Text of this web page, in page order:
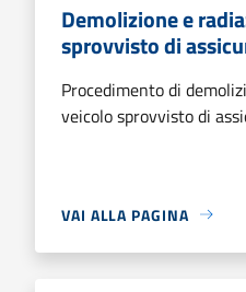
Demolizione e
sprovvisto di
Procedimento di
veicolo sprovvisto di
VAI ALLA PAGINA